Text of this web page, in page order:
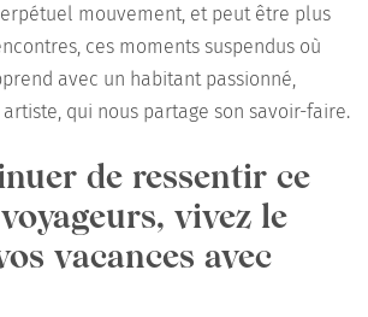
mouvement, et peut être plus
ces moments suspendus où
avec un habitant passionné,
qui nous partage son savoir-faire.
de ressentir ce
vivez le
vacances avec